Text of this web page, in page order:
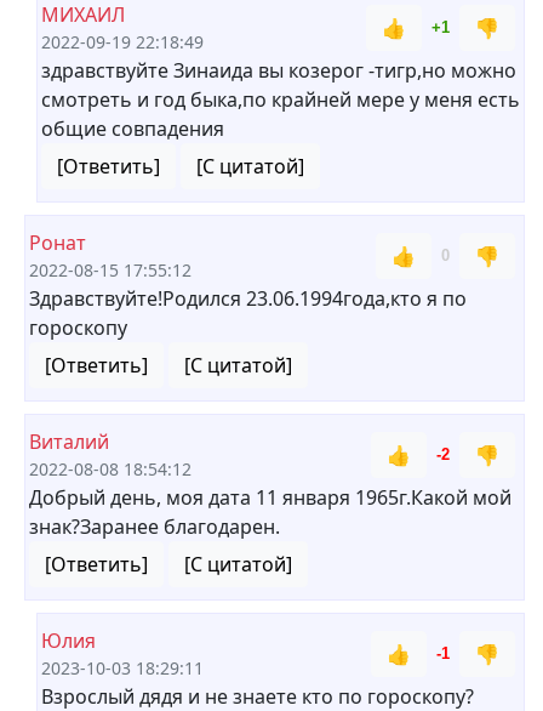
МИХАИЛ
2022-09-19 22:18:49
👍 +1
👎
здравствуйте Зинаида вы козерог -тигр,но можно
смотреть и год быка,по крайней мере у меня есть
общие совпадения
[Ответить]
[С цитатой]
Ронат
2022-08-15 17:55:12
👍 0
👎
Здравствуйте!Родился 23.06.1994года,кто я по
гороскопу
[Ответить]
[С цитатой]
Виталий
2022-08-08 18:54:12
👍 -2
👎
Добрый день, моя дата 11 января 1965г.Какой мой
знак?Заранее благодарен.
[Ответить]
[С цитатой]
Юлия
2023-10-03 18:29:11
👍 -1
👎
Взрослый дядя и не знаете кто по гороскопу?